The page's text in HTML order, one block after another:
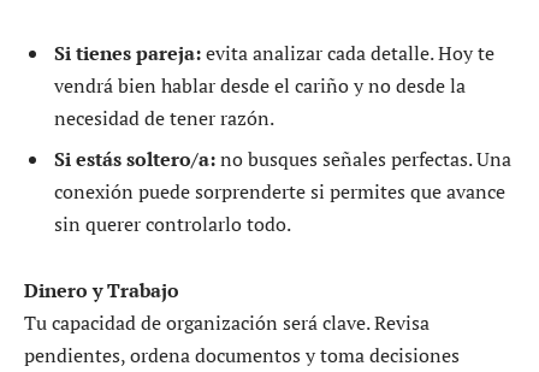
Si tienes pareja:evita analizar cada detalle. Hoy te
vendrá bien hablar desde el cariño y no desde la
necesidad de tener razón.
Si estás soltero/a:no busques señales perfectas. Una
conexión puede sorprenderte si permites que avance
sin querer controlarlo todo.
Dinero y Trabajo
Tu capacidad de organización será clave. Revisa
pendientes, ordena documentos y toma decisiones